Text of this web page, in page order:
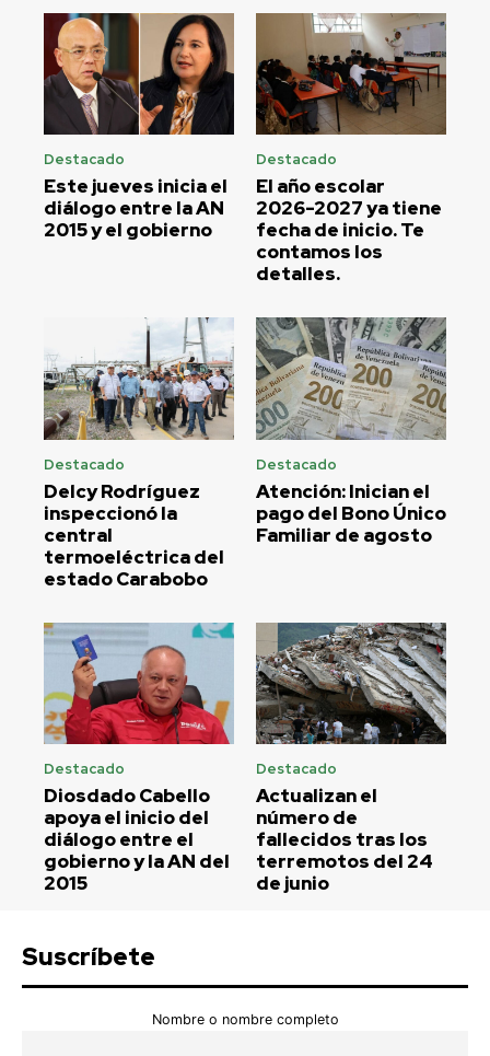
Destacado
Este jueves inicia el
diálogo entre la AN
2015 y el gobierno
Destacado
El año escolar
2026-2027 ya tiene
fecha de inicio. Te
contamos los
detalles.
Destacado
Delcy Rodríguez
inspeccionó la
central
termoeléctrica del
estado Carabobo
Destacado
Atención: Inician el
pago del Bono Único
Familiar de agosto
Destacado
Diosdado Cabello
apoya el inicio del
diálogo entre el
gobierno y la AN del
2015
Destacado
Actualizan el
número de
fallecidos tras los
terremotos del 24
de junio
Suscríbete
Nombre o nombre completo